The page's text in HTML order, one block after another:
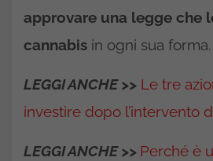
approvare una legge che
cannabis in ogni sua forma.
LEGGI ANCHE >> Le tre
investire dopo l’intervento
LEGGI ANCHE >> Perché è